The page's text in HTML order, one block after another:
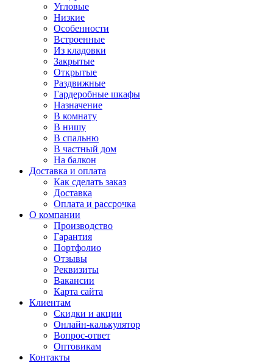
Угловые
Низкие
Особенности
Встроенные
Из кладовки
Закрытые
Открытые
Раздвижные
Гардеробные шкафы
Назначение
В комнату
В нишу
В спальню
В частный дом
На балкон
Доставка и оплата
Как сделать заказ
Доставка
Оплата и рассрочка
О компании
Производство
Гарантия
Портфолио
Отзывы
Реквизиты
Вакансии
Карта сайта
Клиентам
Скидки и акции
Онлайн-калькулятор
Вопрос-ответ
Оптовикам
Контакты